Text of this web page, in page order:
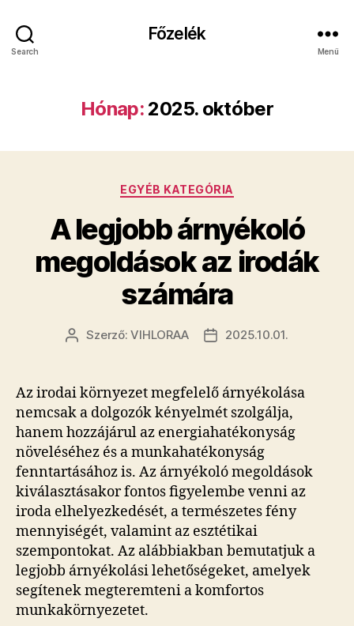
Search
Főzelék
Menü
Hónap: 2025. október
Kategóriák
EGYÉB KATEGÓRIA
A legjobb árnyékoló
megoldások az irodák
számára
Bejegyzés
Szerző:VIHLORAA
Bejegyzés
2025.10.01.
Az irodai környezet megfelelő árnyékolása
nemcsak a dolgozók kényelmét szolgálja,
hanem hozzájárul az energiahatékonyság
növeléséhez és a munkahatékonyság
fenntartásához is. Az árnyékoló megoldások
kiválasztásakor fontos figyelembe venni az
iroda elhelyezkedését, a természetes fény
mennyiségét, valamint az esztétikai
szempontokat. Az alábbiakban bemutatjuk a
legjobb árnyékolási lehetőségeket, amelyek
segítenek megteremteni a komfortos
munkakörnyezetet.